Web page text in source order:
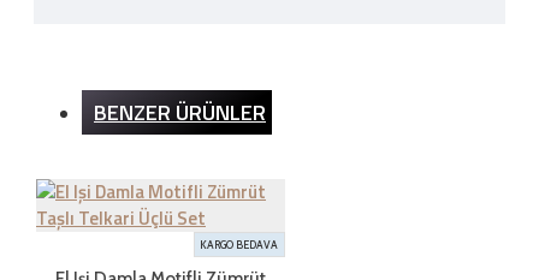
İnternet sitemizden yapılan bütün alışverişlerde 200TL
dışında hiçbir ücret ödemezsiniz.
İADE ŞARTLARI
BENZER ÜRÜNLER
KARGO BEDAVA